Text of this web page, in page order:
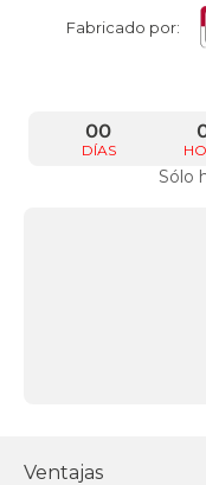
Fabricado por:
DÍAS
00
Sólo
Ventajas